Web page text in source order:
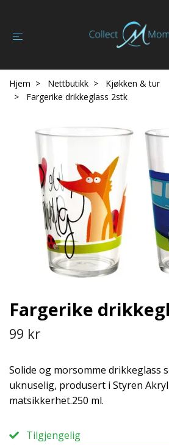
Hjem Nettbutikk
Kjøkken & tur
Fargerike drikkeglass 2stk
Fargerike
99 kr
Solide og morsomme drikkeglass
uknuselig, produsert i Styren
matsikkerhet.250 ml.
Tilgjengelig